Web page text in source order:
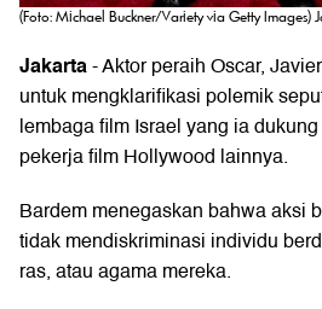
(Foto: Michael Buckner/Variety via Getty Images)
Jakarta- Aktor peraih Oscar,
untuk mengklarifikasi polemik
lembaga film Israelyang ia
pekerja film Hollywood lainnya.
Bardem menegaskan bahwa aksi
tidak mendiskriminasi individu
ras, atau agama mereka.